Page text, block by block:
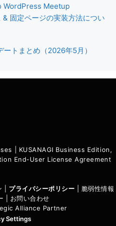
WordPress Meetup
& 固定ページの実装方法につい
トまとめ（2026年5月）
KUSANAGI Business Edition,
End-User License Agreement
プライバシーポリシー
脆弱性情報
お問い合わせ
Alliance Partner
Settings